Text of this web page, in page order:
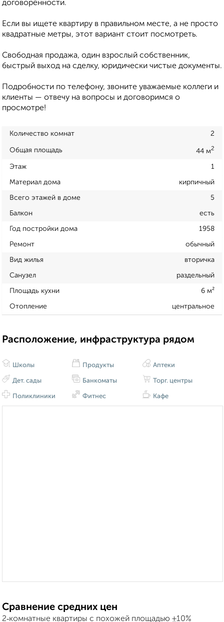
договорённости.
Если вы ищете квартиру в правильном месте, а не просто
квадратные метры, этот вариант стоит посмотреть.
Свободная продажа, один взрослый собственник,
быстрый выход на сделку, юридически чистые документы.
Подробности по телефону, звоните уважаемые коллеги и
клиенты — отвечу на вопросы и договоримся о
просмотре!
Количество комнат 2
Общая площадь 44 м2
Этаж 1
Материал дома кирпичный
Всего этажей в доме 5
Балкон есть
Год постройки дома 1958
Ремонт обычный
Вид жилья вторичка
Санузел раздельный
Площадь кухни 6 м²
Отопление центральное
Расположение, инфраструктура рядом
Школы
Дет. сады
Поликлиники
Продукты
Банкоматы
Фитнес
Аптеки
Торг. центры
Кафе
Сравнение средних цен
2‑комнатные квартиры с похожей площадью ±10%